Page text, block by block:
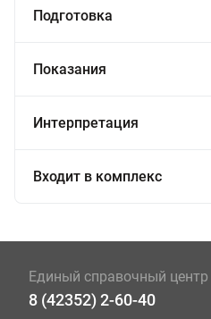
Подготовка
Показания
Интерпретация
Входит в комплекс
Единый справочный центр
8 (42352) 2-60-40